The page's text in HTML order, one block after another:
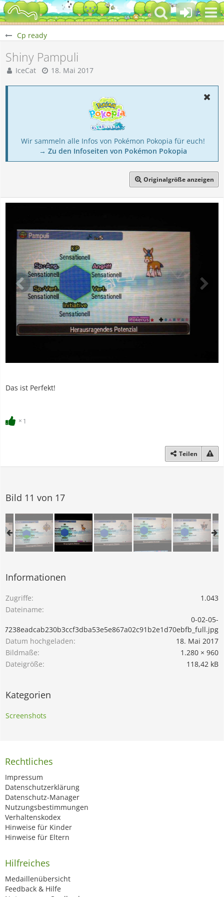
Cp ready
Shiny Pampuli
IceCat 18. Mai 2017
Wir sammeln alle Infos von Pokémon Pokopia für euch!
→ Zu den Infoseiten von Pokémon Pokopia
Originalgröße anzeigen
Das ist Perfekt!
1
Teilen
Bild 11 von 17
Informationen
Zugriffe
1.043
Dateiname
0-02-05-
Datum hochgeladen
18. Mai 2017
Bildmaße
1.280 × 960
Dateigröße
118,42 kB
Kategorien
Screenshots
Rechtliches
Impressum
Datenschutzerklärung
Datenschutz-Manager
Nutzungsbestimmungen
Verhaltenskodex
Hinweise für Kinder
Hinweise für Eltern
Hilfreiches
Medaillenübersicht
Feedback & Hilfe